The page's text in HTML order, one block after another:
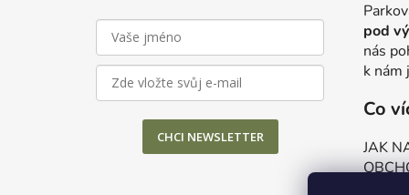
CHCI NEWSLETTER
pod
nás
k nám
Co
JAK